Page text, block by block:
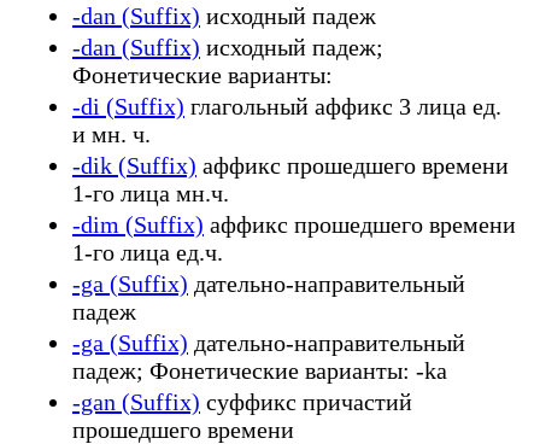
-dan (Suffix) исходный падеж
-dan (Suffix) исходный падеж;
Фонетические варианты:
-di (Suffix) глагольный аффикс 3 лица ед.
и мн. ч.
-dik (Suffix) аффикс прошедшего времени
1-го лица мн.ч.
-dim (Suffix) аффикс прошедшего времени
1-го лица ед.ч.
-ga (Suffix) дательно-направительный
падеж
-ga (Suffix) дательно-направительный
падеж; Фонетические варианты: -ka
-gan (Suffix) суффикс причастий
прошедшего времени